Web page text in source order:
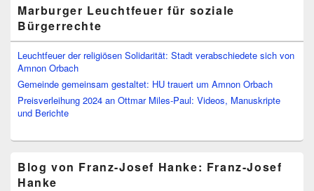
Marburger Leuchtfeuer für soziale
Bürgerrechte
Leuchtfeuer der religiösen Solidarität: Stadt verabschiedete sich von
Amnon Orbach
Gemeinde gemeinsam gestaltet: HU trauert um Amnon Orbach
Preisverleihung 2024 an Ottmar Miles-Paul: Videos, Manuskripte
und Berichte
Blog von Franz-Josef Hanke: Franz-Josef
Hanke